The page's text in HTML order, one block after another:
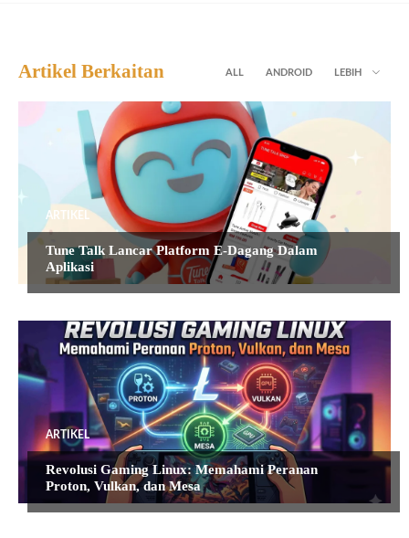
Artikel Berkaitan ALL ANDROID LEBIH
ARTIKEL
Tune Talk Lancar Platform E-Dagang Dalam
Aplikasi
ARTIKEL
Revolusi Gaming Linux: Memahami Peranan
Proton, Vulkan, dan Mesa